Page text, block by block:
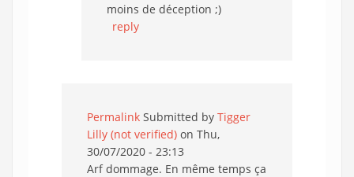
moins de déception ;)
reply
Permalink Submitted by Tigger
Lilly (not verified) on Thu,
30/07/2020 - 23:13
Arf dommage. En même temps ça